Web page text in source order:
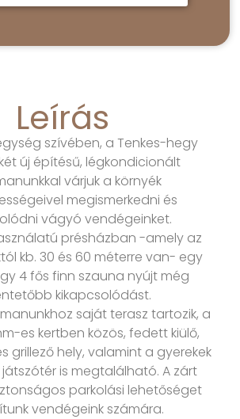
Leírás
szívében, a Tenkes-hegy
új építésű, légkondicionált
várjuk a környék
megismerkedni és
vágyó vendégeinket.
présházban -amely az
kb. 30 és 60 méterre van- egy
4 fős finn szauna nyújt még
kikapcsolódást.
saját terasz tartozik, a
es kertben közös, fedett kiülő,
grillező hely, valamint a gyerekek
is megtalálható. A zárt
parkolási lehetőséget
vendégeink számára.